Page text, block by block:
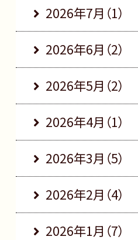
2026年7月（1）
2026年6月（2）
2026年5月（2）
2026年4月（1）
2026年3月（5）
2026年2月（4）
2026年1月（7）